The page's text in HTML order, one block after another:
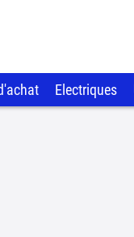
Electriques